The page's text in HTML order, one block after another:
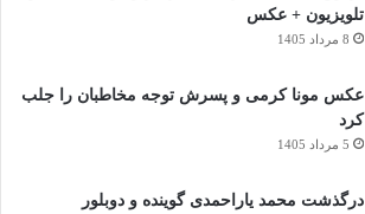
تلویزیون + عکس
8 مرداد 1405
عکس مونا کرمی و پسرش توجه مخاطبان را جلب
کرد
5 مرداد 1405
درگذشت محمد یاراحمدی گوینده و دوبلور